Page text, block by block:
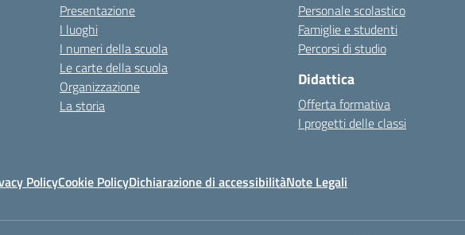
Presentazione
I luoghi
I numeri della scuola
Le carte della scuola
Organizzazione
La storia
Personale scolastico
Famiglie e studenti
Percorsi di studio
Didattica
Offerta formativa
I progetti delle classi
PolicyCookie PolicyDichiarazione di accessibilitàNote Legali